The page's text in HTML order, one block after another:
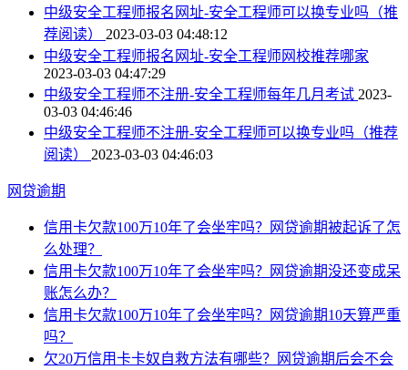
中级安全工程师报名网址-安全工程师可以换专业吗（推
荐阅读） 2023-03-03 04:48:12
中级安全工程师报名网址-安全工程师网校推荐哪家
2023-03-03 04:47:29
中级安全工程师不注册-安全工程师每年几月考试 2023-
03-03 04:46:46
中级安全工程师不注册-安全工程师可以换专业吗（推荐
阅读） 2023-03-03 04:46:03
网贷逾期
信用卡欠款100万10年了会坐牢吗？网贷逾期被起诉了怎
么处理？
信用卡欠款100万10年了会坐牢吗？网贷逾期没还变成呆
账怎么办？
信用卡欠款100万10年了会坐牢吗？网贷逾期10天算严重
吗？
欠20万信用卡卡奴自救方法有哪些？网贷逾期后会不会